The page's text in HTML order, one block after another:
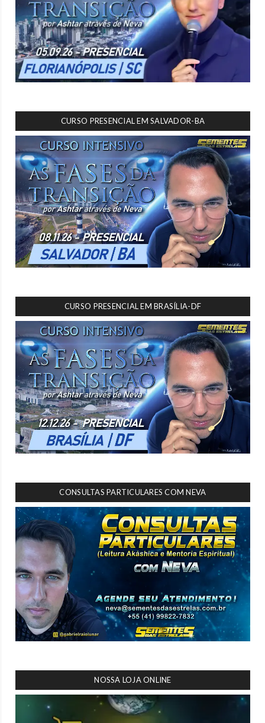
CURSO PRESENCIAL EM SALVADOR-BA
CURSO PRESENCIAL EM BRASÍLIA-DF
CONSULTAS PARTICULARES COM NEVA
NOSSA LOJA ONLINE